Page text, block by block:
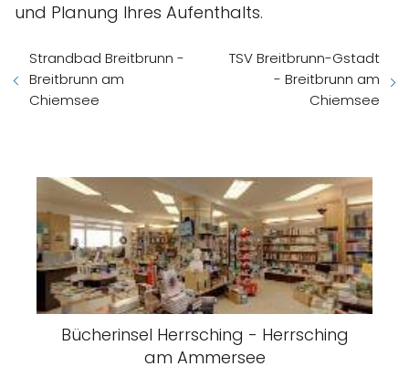
und Planung Ihres Aufenthalts.
Strandbad Breitbrunn -
Breitbrunn am
Chiemsee
TSV Breitbrunn-Gstadt
- Breitbrunn am
Chiemsee
Bücherinsel Herrsching - Herrsching
am Ammersee